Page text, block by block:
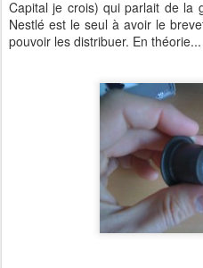
Capital je crois) qui parlait de la
Nestlé est le seul à avoir le
pouvoir les distribuer. En théorie...